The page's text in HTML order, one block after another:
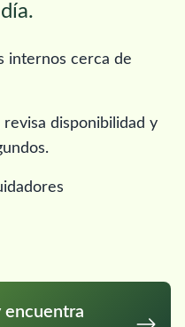
internos cerca de
disponibilidad y
encuentra